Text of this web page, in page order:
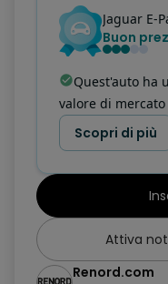
AM/FM Radio
Apertura Portellone
Apple CarPlay®
Avviso cinture di sicurezza
Badge D150 AWD
Badge SE
Bocchette
Jaguar E-
Buon
Quest'auto ha
valore di mercato
Scopri di più
Attiva
Renord.com